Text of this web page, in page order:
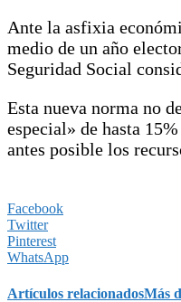
Ante la asfixia
medio de un año
Seguridad Social
Esta nueva norma no
especial» de hasta
antes posible los
Facebook
Twitter
Pinterest
WhatsApp
Artículos relacionadosMás